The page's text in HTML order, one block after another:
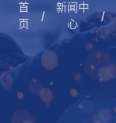
首
页
/
新闻中
心
/